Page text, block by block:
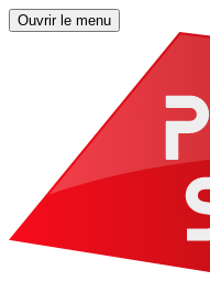
Ouvrir le menu